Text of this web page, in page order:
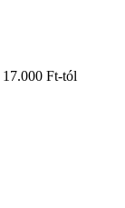
17.000 Ft-tól